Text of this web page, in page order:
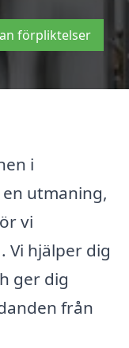
förpliktelser
i
utmaning,
vi
Vi hjälper dig
ger dig
från